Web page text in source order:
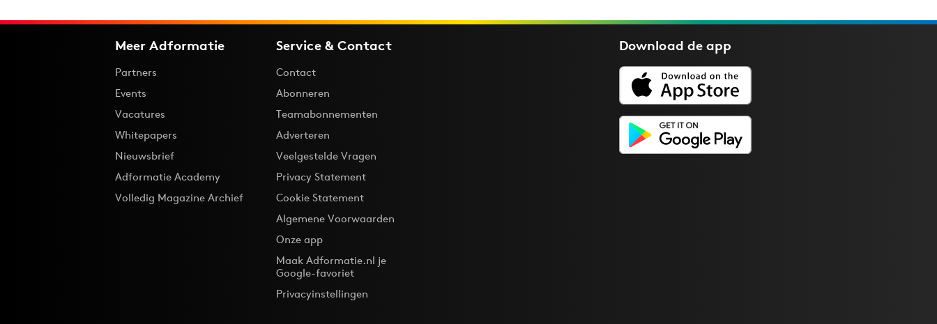
Meer Adformatie
Partners
Events
Vacatures
Whitepapers
Nieuwsbrief
Adformatie Academy
Volledig Magazine Archief
Service & Contact
Contact
Abonneren
Teamabonnementen
Adverteren
Veelgestelde Vragen
Privacy Statement
Cookie Statement
Algemene Voorwaarden
Onze app
Maak Adformatie.nl je
Google-favoriet
Privacyinstellingen
Download deapp